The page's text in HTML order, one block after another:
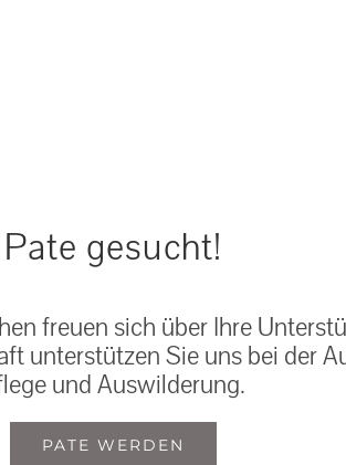
Pate gesucht!
freuen sich über Ihre
unterstützen Sie uns bei der
und Auswilderung.
PATE WERDEN